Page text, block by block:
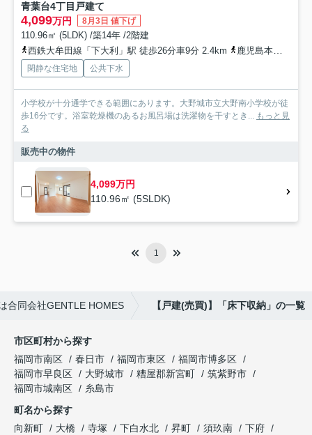
青葉台4丁目戸建て
4,099万円 8月3日 値下げ
110.96㎡ (5LDK) /築14年 /2階建
西鉄大牟田線「下大利」駅 徒歩26分車9分 2.4km
鹿児島本線「大野城」駅 徒歩34分車8分 3.6km
閑静な住宅地 公共下水
小学校が十分通学できる範囲にあります。大野城市立大野南小学校が徒
歩16分です。浴室乾燥機のあるお風呂場は洗濯物を干すとき... もっと見
る
販売中の物件
4,099万円
110.96㎡ (5SLDK)
1
合同会社GENTLE HOMES 【戸建(売買)】「床下収納」の一覧
市区町村から探す
福岡市南区
春日市 福岡市東区
福岡市博多区
福岡市早良区
大野城市 糟屋郡新宮町
筑紫野市
福岡市城南区
糸島市
町名から探す
向新町
大橋 寺塚 下白水北 昇町 須玖南
下府